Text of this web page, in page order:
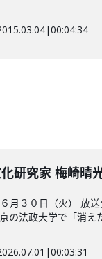
|00:04:34
研究家 梅崎晴
月３０日（火） 放
の法政大学で「消え
|00:03:31